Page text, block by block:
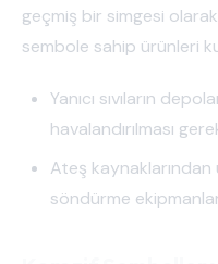
geçmiş bir simgesi
sembole sahip ürünleri
Yanıcı sıvıların
havalandırılması
Ateş kaynaklarından
söndürme